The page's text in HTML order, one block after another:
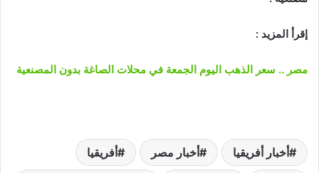
إقرأ المزيد :
مصر .. سعر الذهب اليوم الجمعة في محلات الصاغة بدون المصنعية
أخبار أفريقيا أخبار مصر أفريقيا